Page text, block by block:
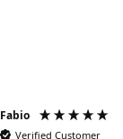
Fabio
Verified Customer